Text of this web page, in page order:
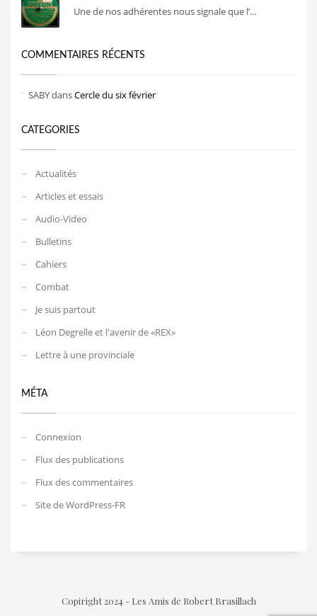
Une de nos adhérentes nous signale que l’...
COMMENTAIRES RÉCENTS
SABYdansCercle du six février
CATEGORIES
Actualités
Articles et essais
Audio-Video
Bulletins
Cahiers
Combat
Je suis partout
Léon Degrelle et l'avenir de «REX»
Lettre à une provinciale
MÉTA
Connexion
Flux des publications
Flux des commentaires
Site de WordPress-FR
Copiright 2024 - Les Amis de Robert Brasillach